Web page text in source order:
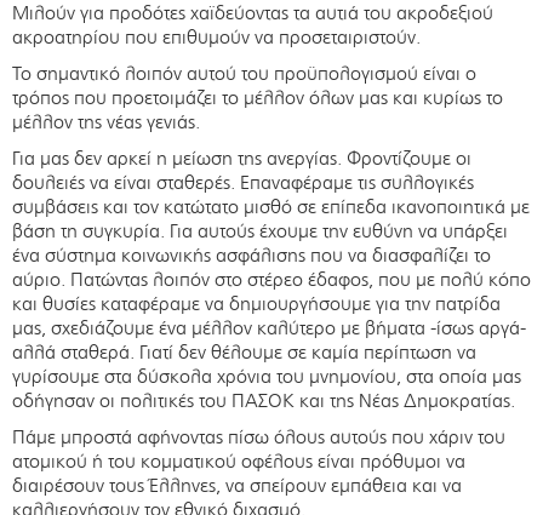
Μιλούν για προδότες χαϊδεύοντας τα αυτιά του ακροδεξιού
ακροατηρίου που επιθυμούν να προσεταιριστούν.
Το σημαντικό λοιπόν αυτού του προϋπολογισμού είναι ο
τρόπος που προετοιμάζει το μέλλον όλων μας και κυρίως το
μέλλον της νέας γενιάς.
Για μας δεν αρκεί η μείωση της ανεργίας. Φροντίζουμε οι
δουλειές να είναι σταθερές. Επαναφέραμε τις συλλογικές
συμβάσεις και τον κατώτατο μισθό σε επίπεδα ικανοποιητικά με
βάση τη συγκυρία. Για αυτούς έχουμε την ευθύνη να υπάρξει
ένα σύστημα κοινωνικής ασφάλισης που να διασφαλίζει το
αύριο. Πατώντας λοιπόν στο στέρεο έδαφος, που με πολύ κόπο
και θυσίες καταφέραμε να δημιουργήσουμε για την πατρίδα
μας, σχεδιάζουμε ένα μέλλον καλύτερο με βήματα -ίσως αργά-
αλλά σταθερά. Γιατί δεν θέλουμε σε καμία περίπτωση να
γυρίσουμε στα δύσκολα χρόνια του μνημονίου, στα οποία μας
οδήγησαν οι πολιτικές του ΠΑΣΟΚ και της Νέας Δημοκρατίας.
Πάμε μπροστά αφήνοντας πίσω όλους αυτούς που χάριν του
ατομικού ή του κομματικού οφέλους είναι πρόθυμοι να
διαιρέσουν τους Έλληνες, να σπείρουν εμπάθεια και να
καλλιεργήσουν τον εθνικό διχασμό.